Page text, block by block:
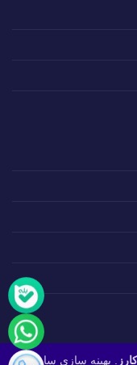
. بهینه سازی سایت :